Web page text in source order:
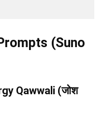
(Suno
Qawwali (जोश